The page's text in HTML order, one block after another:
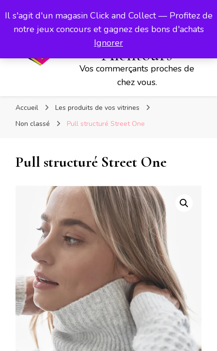
Il s'agit d'un magasin Click and Collect — Profitez de
notre jeux concours et gagnez des bons d'achats
Ignorer
Les Vitrines
d'Aubigny,
d'Avesnes et ses
Alentours
Vos commerçants proches de
chez vous.
Accueil
Les produits de vos vitrines
Non classé
Pull structuré Street One
Pull structuré Street One